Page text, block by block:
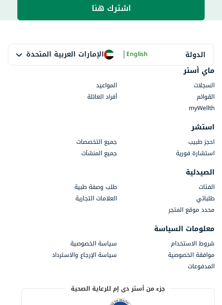
اشترك هنا
الدولة الإمارات العربية المتحدة |English
ماي أستر
السجلات
المواعيد
القوائم
أفراد العائلة
myWellth
استشر
احجز طبيب
جميع التخصصات
استشارة فورية
جميع المنشآت
الصيدلية
الفئات
طلب وصفة طبية
طلباتي
العلامات التجارية
محدد موقع المتجر
معلومات السياسة
شروط الاستخدام
سياسة الخصوصية
موافقة الخصوصية
سياسة الإرجاع والاسترداد
المدفوعات
جزء من أستر دي إم للرعاية الصحية